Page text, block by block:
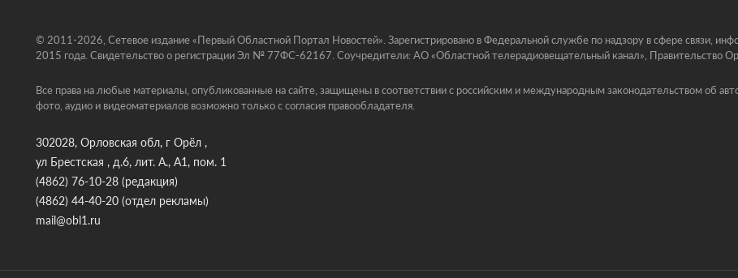
© 2011-2026, Сетевое издание «Первый Областной Портал Новостей». Зарегистрировано в Федеральной службе по надзору в сфере связи,
2015 года. Свидетельство о регистрации Эл № 77ФС-62167. Соучредители: АО «Областной телерадиовещательный канал», Правительство
Все права на любые материалы, опубликованные на сайте, защищены в соответствии с российским и международным законодательством об
фото, аудио и видеоматериалов возможно только с согласия правообладателя.
302028, Орловская обл, г Орёл ,
ул Брестская , д.6, лит. А., А1, пом. 1
(4862) 76-10-28 (редакция)
(4862) 44-40-20 (отдел рекламы)
mail@obl1.ru